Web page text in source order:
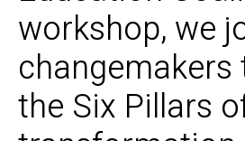
workshop, we
changemakers
the Six Pillars